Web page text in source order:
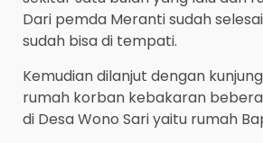
Dari pemda Meranti sudah
sudah bisa di tempati.
Kemudian dilanjut dengan
rumah korban kebakaran
di Desa Wono Sari yaitu rumah